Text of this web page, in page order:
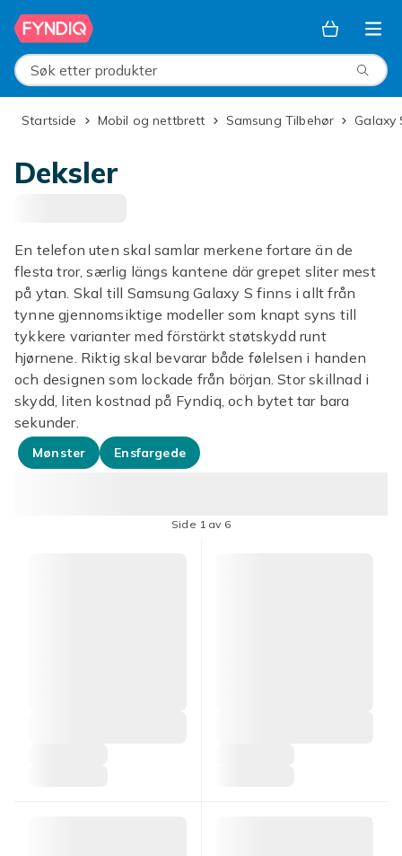
Hopp til hovedinnhold
Søk etter produkter
Startside Mobil og nettbrett Samsung Tilbehør
Deksler
En telefon uten skal samlar merkene fortare än de
flesta tror, særlig längs kantene där grepet sliter mest
på ytan. Skal till Samsung Galaxy S finns i allt från
tynne gjennomsiktige modeller som knapt syns till
tykkere varianter med förstärkt støtskydd runt
hjørnene. Riktig skal bevarar både følelsen i handen
och designen som lockade från början. Stor skillnad i
skydd, liten kostnad på Fyndiq, och bytet tar bara
sekunder.
Mønster Ensfargede
Side 1 av 6